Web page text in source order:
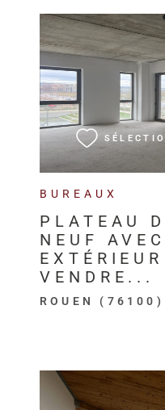
BUREAUX
PLATEAU
NEUF
VENDRE...
ROUEN (76100)